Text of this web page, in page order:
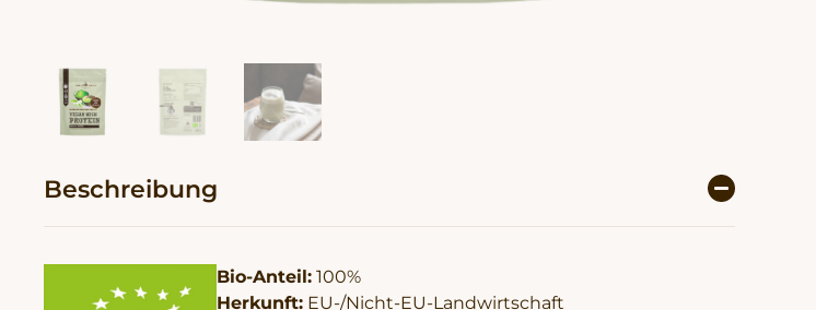
Beschreibung
Bio-Anteil:100%
Herkunft:EU-/Nicht-EU-Landwirtschaft